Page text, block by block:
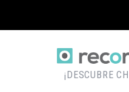
¡DESCUBRE